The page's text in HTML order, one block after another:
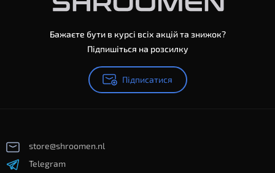
Бажаєте бути в курсі всіх акцій та знижок?
Підпишіться на розсилку
Підписатися
store@shroomen.nl
Telegram